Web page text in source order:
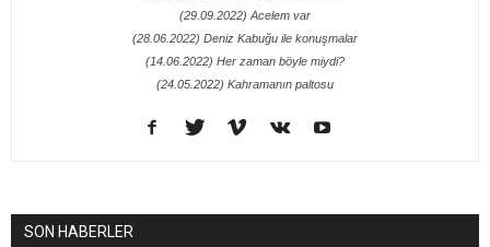
(29.09.2022) Acelem var
(28.06.2022) Deniz Kabuğu ile konuşmalar
(14.06.2022) Her zaman böyle miydi?
(24.05.2022) Kahramanın paltosu
SON HABERLER